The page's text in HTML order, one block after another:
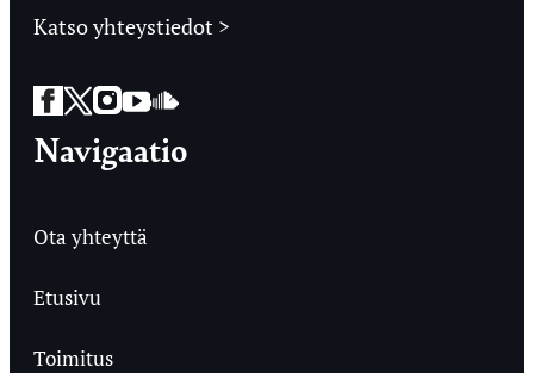
Katso yhteystiedot >
Facebook
Twitter
Instagram
YouTube
SoundCloud
Navigaatio
Ota yhteyttä
Etusivu
Toimitus